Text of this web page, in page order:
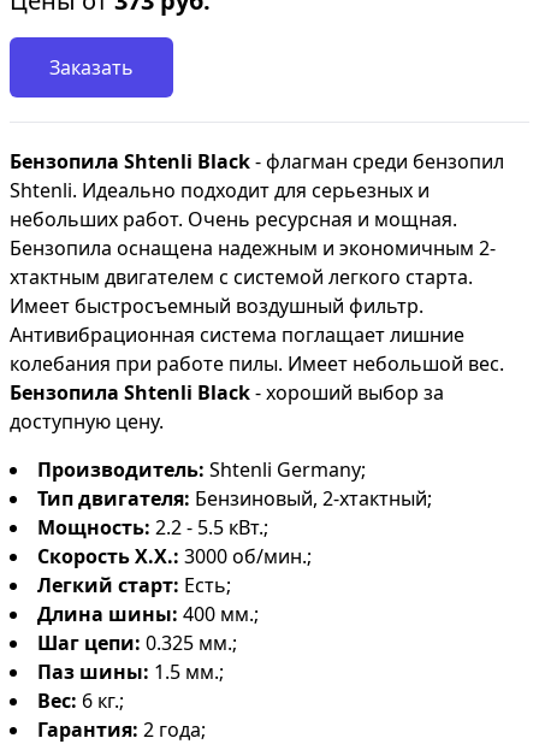
Заказать
Бензопила Shtenli Black- флагман среди бензопил
Shtenli. Идеально подходит для серьезных и
небольших работ. Очень ресурсная и мощная.
Бензопила оснащена надежным и экономичным 2-
хтактным двигателем с системой легкого старта.
Имеет быстросъемный воздушный фильтр.
Антивибрационная система поглащает лишние
колебания при работе пилы. Имеет небольшой вес.
Бензопила Shtenli Black- хороший выбор за
доступную цену.
Производитель: Shtenli Germany;
Тип двигателя: Бензиновый, 2-хтактный;
Мощность: 2.2 - 5.5 кВт.;
Скорость Х.Х.: 3000 об/мин.;
Легкий старт: Есть;
Длина шины: 400 мм.;
Шаг цепи: 0.325 мм.;
Паз шины: 1.5 мм.;
Вес: 6 кг.;
Гарантия: 2 года;